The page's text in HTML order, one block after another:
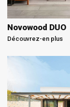
Novowood DUO
Découvrez-en plus